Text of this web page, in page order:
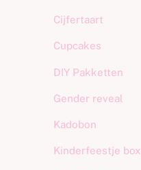
Cijfertaart
Cupcakes
DIY Pakketten
Gender reveal
Kadobon
Kinderfeestje box